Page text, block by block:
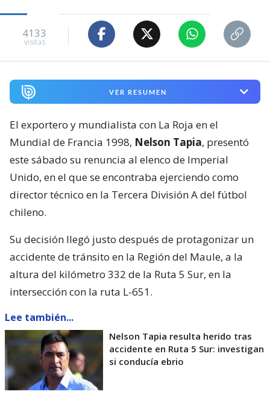
4133
visitas
VER RESUMEN
El exportero y mundialista con La Roja en el
Mundial de Francia 1998, Nelson Tapia, presentó
este sábado su renuncia al elenco de Imperial
Unido, en el que se encontraba ejerciendo como
director técnico en la Tercera División A del fútbol
chileno.
Su decisión llegó justo después de protagonizar un
accidente de tránsito en la Región del Maule, a la
altura del kilómetro 332 de la Ruta 5 Sur, en la
intersección con la ruta L-651.
Lee también...
Nelson Tapia resulta herido tras
accidente en Ruta 5 Sur: investigan
si conducía ebrio